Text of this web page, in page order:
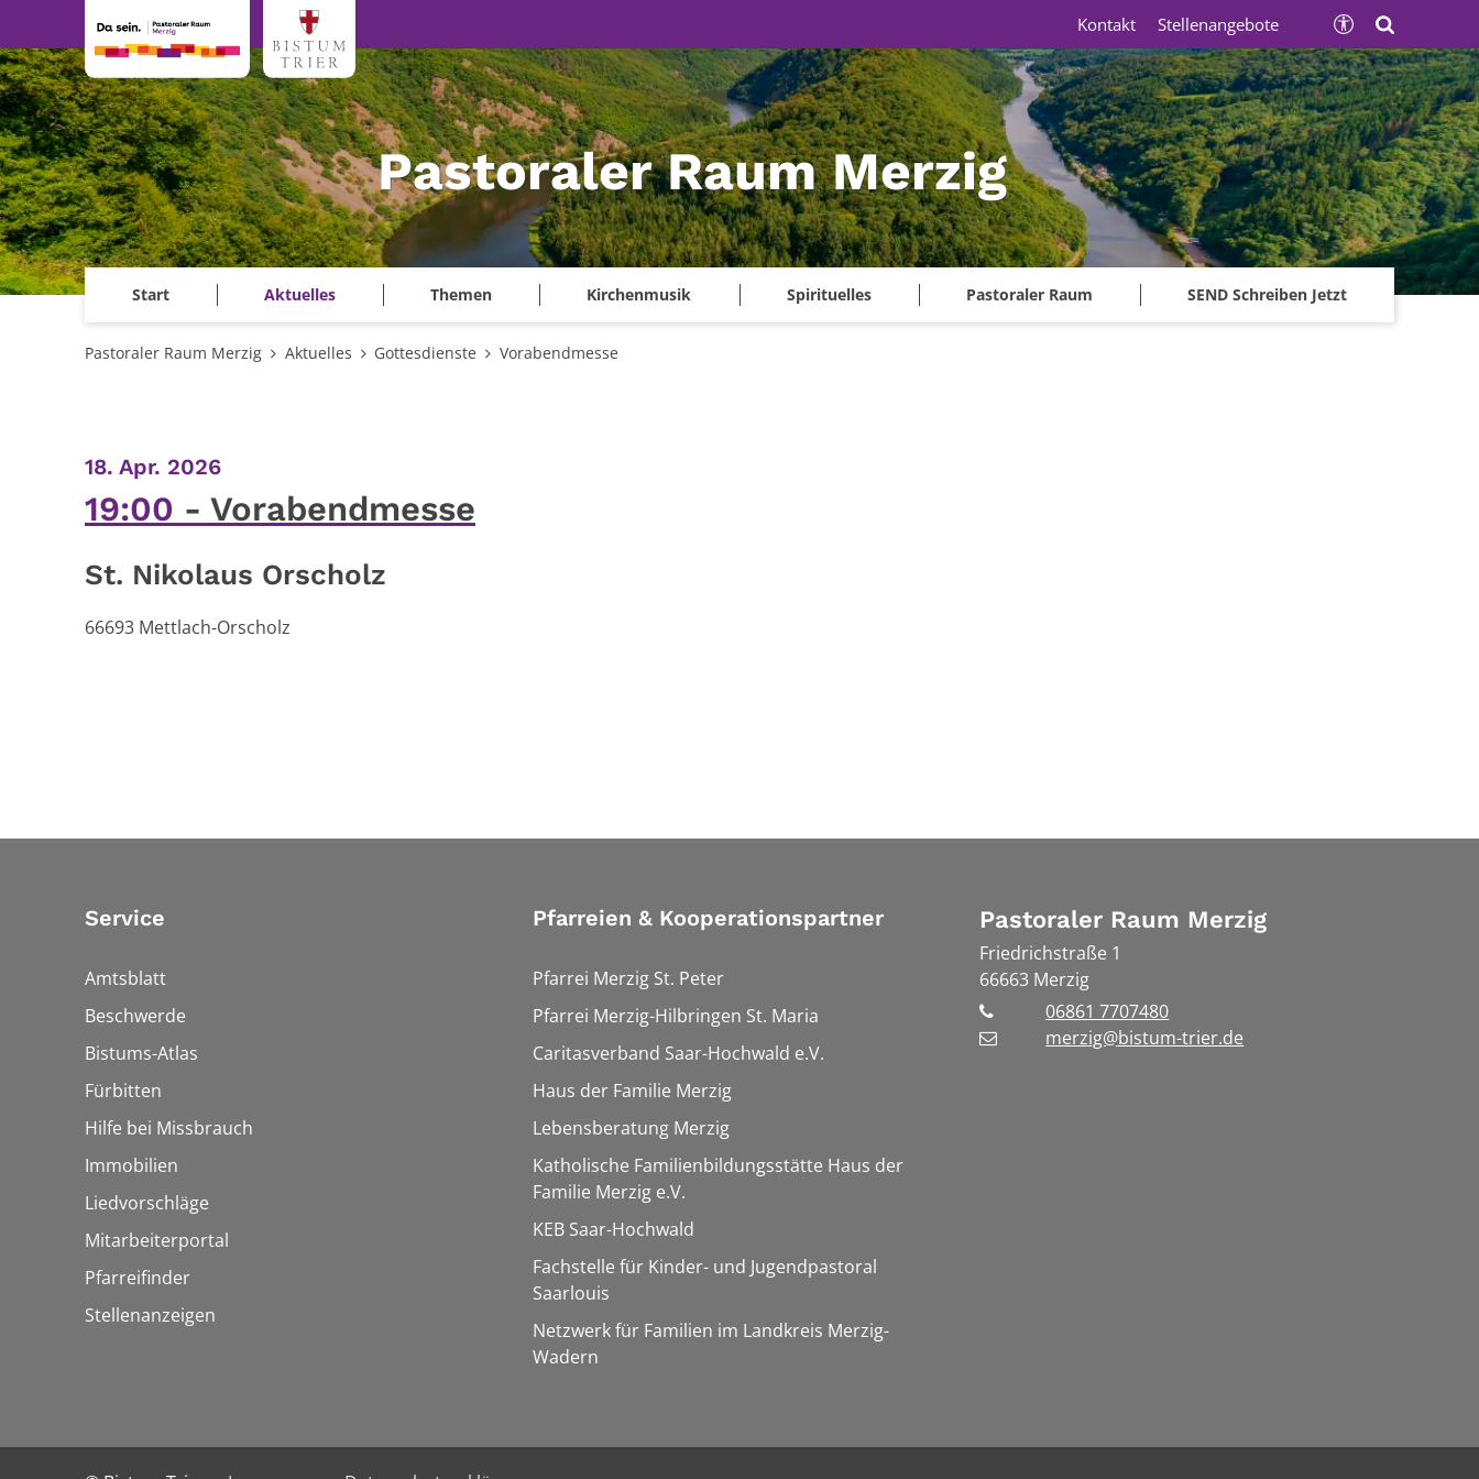
Pastoraler Raum Merzig
Start Aktuelles Themen Kirchenmusik Spirituelles Pastoraler Raum SEND Schreiben Jetzt
Kontakt Stellenangebote
Pastoraler Raum Merzig Aktuelles Gottesdienste Vorabendmesse
18. Apr. 2026:
19:00 Vorabendmesse
St. Nikolaus Orscholz
66693 Mettlach-Orscholz
Service
Amtsblatt
Beschwerde
Bistums-Atlas
Fürbitten
Hilfe bei Missbrauch
Immobilien
Liedvorschläge
Mitarbeiterportal
Pfarreifinder
Stellenanzeigen
Pfarreien & Kooperationspartner
Pfarrei Merzig St. Peter
Pfarrei Merzig-Hilbringen St. Maria
Caritasverband Saar-Hochwald e.V.
Haus der Familie Merzig
Lebensberatung Merzig
Katholische Familienbildungsstätte Haus der
Familie Merzig e.V.
KEB Saar-Hochwald
Fachstelle für Kinder- und Jugendpastoral
Saarlouis
Netzwerk für Familien im Landkreis Merzig-
Wadern
Pastoraler Raum Merzig
Friedrichstraße 1
66663 Merzig
06861 7707480
merzig@bistum-trier.de